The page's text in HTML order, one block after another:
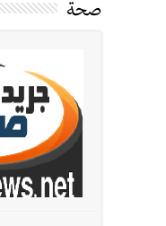
أخبار لبنان
أخبار لبنان
صحة